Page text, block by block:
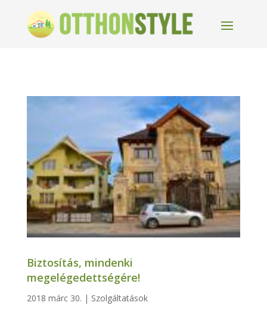
Biztosítás, mindenki
megelégedettségére!
2018 márc 30. | Szolgáltatások